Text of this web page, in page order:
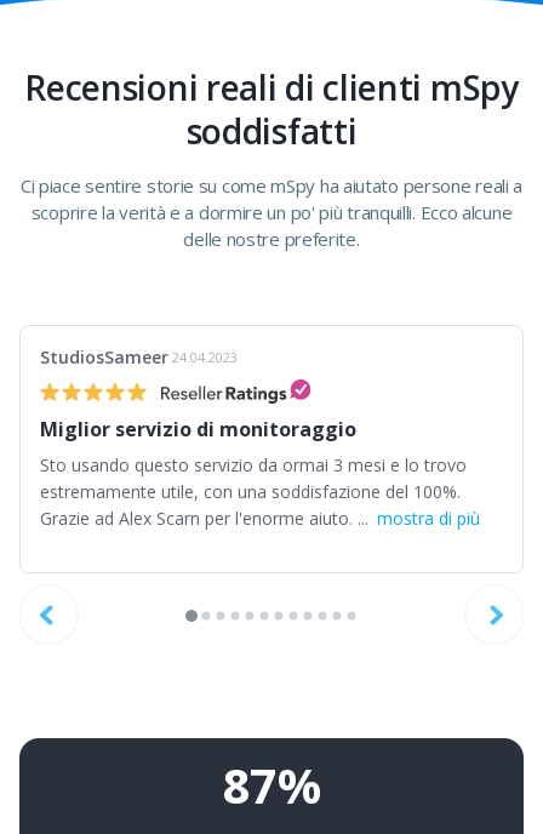
Recensioni reali di clienti mSpy
soddisfatti
Ci piace sentire storie su come mSpy ha aiutato persone reali a
scoprire la verità e a dormire un po' più tranquilli. Ecco alcune
delle nostre preferite.
StudiosSameer 24.04.2023
Miglior servizio di monitoraggio
Sto usando questo servizio da ormai 3 mesi e lo trovo
estremamente utile, con una soddisfazione del 100%.
Grazie ad Alex Scarn per l'enorme aiuto. ... mostra di più
87%